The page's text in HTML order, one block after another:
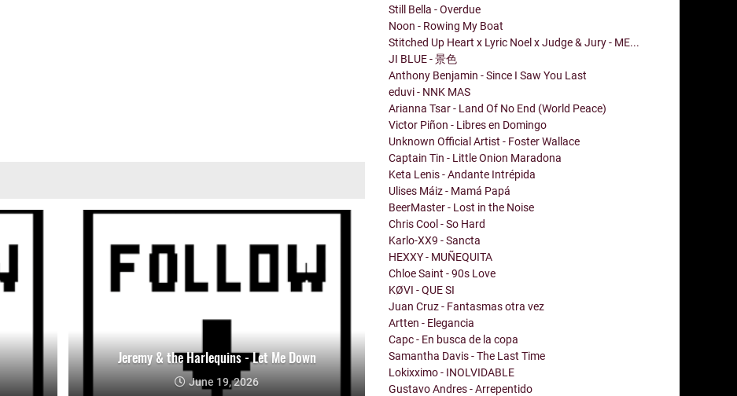
Jeremy & the Harlequins - Let Me Down
June 19, 2026
Still Bella - Overdue
Noon - Rowing My Boat
Stitched Up Heart x Lyric Noel x Judge & Jury - ME...
JI BLUE - 景色
Anthony Benjamin - Since I Saw You Last
eduvi - NNK MAS
Arianna Tsar - Land Of No End (World Peace)
Victor Piñon - Libres en Domingo
Unknown Official Artist - Foster Wallace
Captain Tin - Little Onion Maradona
Keta Lenis - Andante Intrépida
Ulises Máiz - Mamá Papá
BeerMaster - Lost in the Noise
Chris Cool - So Hard
Karlo-XX9 - Sancta
HEXXY - MUÑEQUITA
Chloe Saint - 90s Love
KØVI - QUE SI
Juan Cruz - Fantasmas otra vez
Artten - Elegancia
Capc - En busca de la copa
Samantha Davis - The Last Time
Lokixximo - INOLVIDABLE
Gustavo Andres - Arrepentido